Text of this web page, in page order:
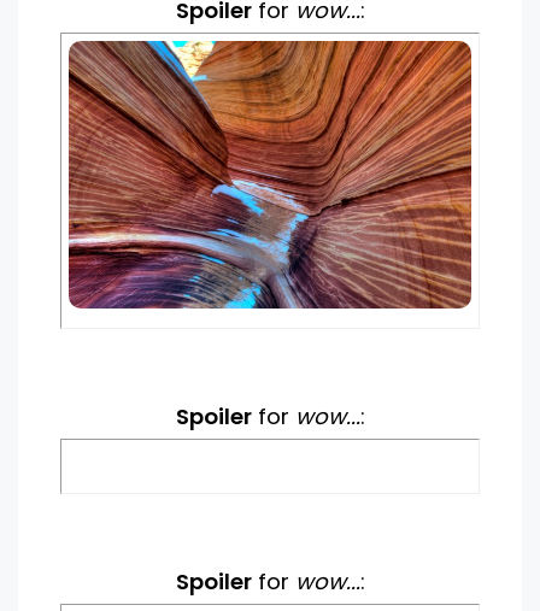
Spoilerfor wow...:
Spoilerfor wow...:
Spoilerfor wow...: